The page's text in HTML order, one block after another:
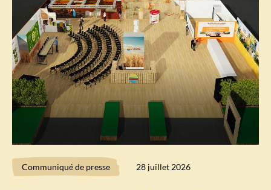
Communiqué de presse 28 juillet 2026